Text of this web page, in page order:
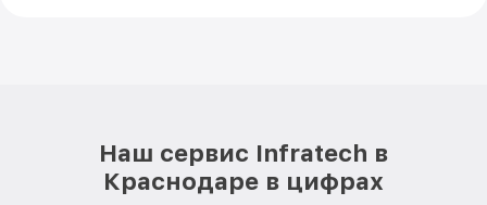
Наш сервис Infratech в
Краснодаре в цифрах